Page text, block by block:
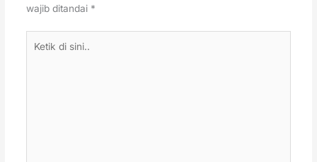
wajib ditandai *